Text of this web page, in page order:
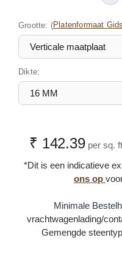
Grootte: (Platenformaat Gids
Dikte:
₹ 142.39 per sq.
*Dit is een indicatieve
ons op
Minimale
vrachtwagenlading/
Gemengde